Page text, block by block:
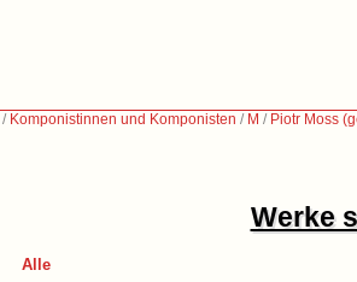
/ Komponistinnen und Komponisten / M / Piotr Moss
Werke
Alle